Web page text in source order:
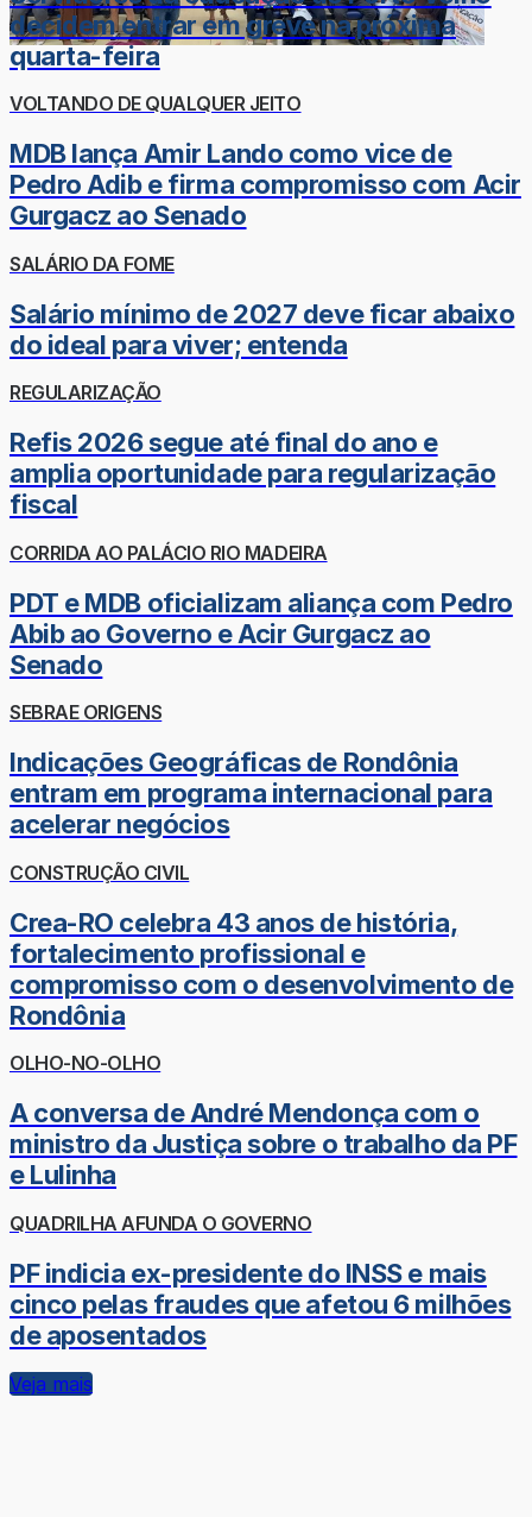
decidem entrar em greve na próxima
quarta-feira
VOLTANDO DE QUALQUER JEITO
MDB lança Amir Lando como vice de
Pedro Adib e firma compromisso com Acir
Gurgacz ao Senado
SALÁRIO DA FOME
Salário mínimo de 2027 deve ficar abaixo
do ideal para viver; entenda
REGULARIZAÇÃO
Refis 2026 segue até final do ano e
amplia oportunidade para regularização
fiscal
CORRIDA AO PALÁCIO RIO MADEIRA
PDT e MDB oficializam aliança com Pedro
Abib ao Governo e Acir Gurgacz ao
Senado
SEBRAE ORIGENS
Indicações Geográficas de Rondônia
entram em programa internacional para
acelerar negócios
CONSTRUÇÃO CIVIL
Crea-RO celebra 43 anos de história,
fortalecimento profissional e
compromisso com o desenvolvimento de
Rondônia
OLHO-NO-OLHO
A conversa de André Mendonça com o
ministro da Justiça sobre o trabalho da PF
e Lulinha
QUADRILHA AFUNDA O GOVERNO
PF indicia ex-presidente do INSS e mais
cinco pelas fraudes que afetou 6 milhões
de aposentados
Veja mais